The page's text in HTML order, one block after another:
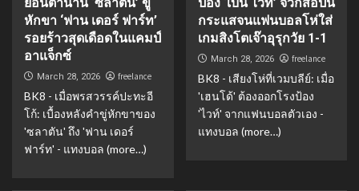
หักขา ‘ฟาน เดอร์ ฟาร์ท’
รอยร้าวสุดเดือดในแคมป์
อาแจ็กซ์
March 28, 2026 freelance
BK8 - เมื่อพรสวรรค์ปะทะอี
โก้: เบื้องหลังคำขู่หักขาของ
'ซลาตัน' ถึง 'ฟาน เดอร์
ฟาร์ท' - แทงบอล (more…)
กระแสจนแฟนบอลโห่ใส่
เกมสิงโตเจ๊าอุรุกวัย 1-1
March 28, 2026 freelance
BK8 - เสียงโห่ที่เวมบลีย์: เมื่อ
'เฮนโด้' ต้องออกโรงป้อง
'ไวท์' จากแฟนบอลตัวเอง -
แทงบอล (more…)